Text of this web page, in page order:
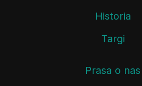
Historia
Targi
Prasa o nas